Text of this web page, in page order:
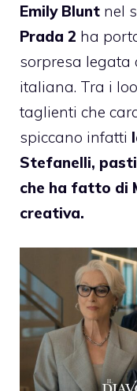
Emily Blunt nel
Prada 2 ha
sorpresa legata
italiana. Tra i
taglienti che
spiccano infatti
Stefanelli,
che ha fatto di
creativa.